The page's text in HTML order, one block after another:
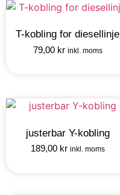
T-kobling for diesellinje
79,00 kr inkl. moms
justerbar Y-kobling
189,00 kr inkl. moms